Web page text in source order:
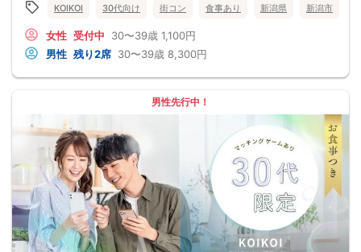
KOIKOI 30代向け 街コン 食事あり 新潟県 新潟市
女性 受付中 30〜39歳 1,100円
男性 残り2席 30〜39歳 8,300円
男性先行中！